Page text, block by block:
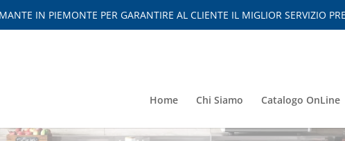
IN PIEMONTE PER GARANTIRE AL CLIENTE IL MIGLIOR SERVIZIO
Home Chi Siamo Catalogo OnLine